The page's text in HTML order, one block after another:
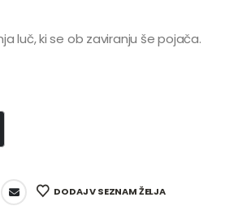
luč, ki se ob zaviranju še pojača.
DODAJ V SEZNAM ŽELJA